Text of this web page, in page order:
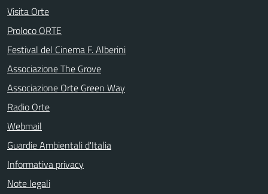
Visita Orte
Proloco ORTE
Festival del Cinema F. Alberini
Associazione The Grove
Associazione Orte Green Way
Radio Orte
Webmail
Guardie Ambientali d'Italia
Informativa privacy
Note legali